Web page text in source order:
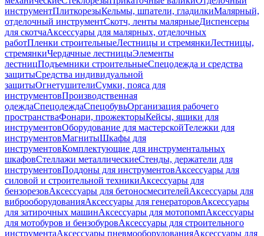
инструментПлиткорезыКельмы, шпатели, гладилкиМалярный,
отделочный инструментСкотч, ленты малярныеДиспенсеры
для скотчаАксессуары для малярных, отделочных
работПленки строительныеЛестницы и стремянкиЛестницы,
стремянкиЧердачные лестницыЭлементы
лестницПодъемники строительныеСпецодежда и средства
защитыСредства индивидуальной
защитыОгнетушителиСумки, пояса для
инструментовПроизводственная
одеждаСпецодеждаСпецобувьОрганизация рабочего
пространстваФонари, прожекторыКейсы, ящики для
инструментовОборудование для мастерскойТележки для
инструментовМагнитыШкафы для
инструментовКомплектующие для инструментальных
шкафовСтеллажи металлическиеСтенды, держатели для
инструментовПоддоны для инструментовАксессуары для
силовой и строительной техникиАксессуары для
бензорезовАксессуары для бетоносмесителейАксессуары для
виброоборудованияАксессуары для генераторовАксессуары
для затирочных машинАксессуары для мотопомпАксессуары
для мотобуров и бензобуровАксессуары для строительного
инструментаАксессуары пневмооборудованияАксессуары для